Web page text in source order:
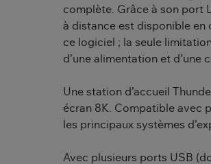
complète. Grâce à son port
à distance est disponible en
ce logiciel ; la seule
d’une alimentation et
Une station d’accueil
écran 8K. Compatible avec
les principaux systèmes
Avec plusieurs ports USB